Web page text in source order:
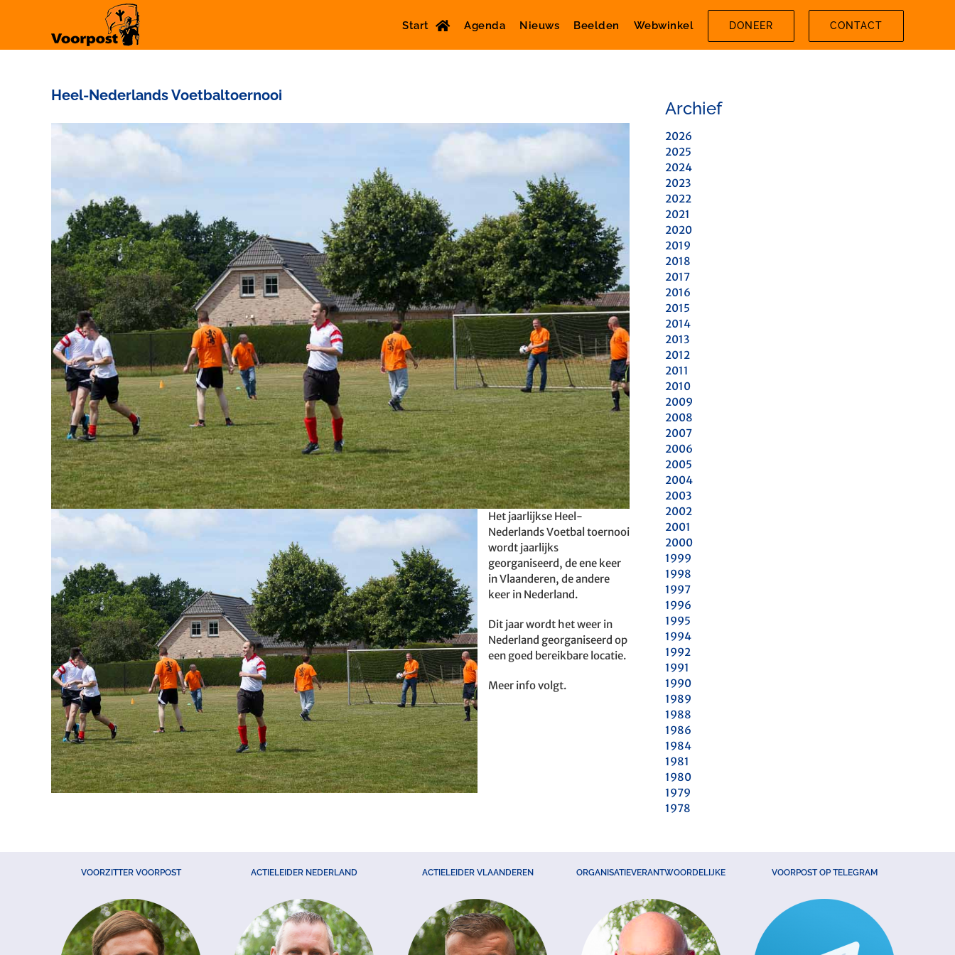
Start Agenda Nieuws Beelden Webwinkel DONEER CONTACT
Heel-Nederlands Voetbaltoernooi
Bekijk
Het jaarlijkse Heel-
Nederlands Voetbal toernooi
wordt jaarlijks
georganiseerd, de ene keer
in Vlaanderen, de andere
keer in Nederland.
Dit jaar wordt het weer in
Nederland georganiseerd op
een goed bereikbare locatie.
Meer info volgt.
Archief
2026
2025
2024
2023
2022
2021
2020
2019
2018
2017
2016
2015
2014
2013
2012
2011
2010
2009
2008
2007
2006
2005
2004
2003
2002
2001
2000
1999
1998
1997
1996
1995
1994
1992
1991
1990
1989
1988
1986
1984
1981
1980
1979
1978
VOORZITTER VOORPOST ACTIELEIDER NEDERLAND ACTIELEIDER VLAANDEREN ORGANISATIEVERANTWOORDELIJKE VOORPOST OP TELEGRAM